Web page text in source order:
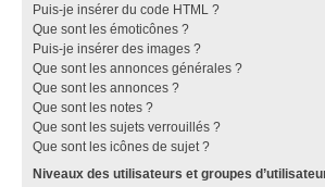
Puis-je insérer du code HTML ?
Que sont les émoticônes ?
Puis-je insérer des images ?
Que sont les annonces générales ?
Que sont les annonces ?
Que sont les notes ?
Que sont les sujets verrouillés ?
Que sont les icônes de sujet ?
Niveaux des utilisateurs et groupes